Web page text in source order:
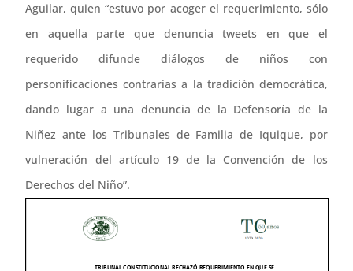
Aguilar, quien “estuvo por acoger el requerimiento, sólo
en aquella parte que denuncia tweets en que el
requerido difunde diálogos de niños con
personificaciones contrarias a la tradición democrática,
dando lugar a una denuncia de la Defensoría de la
Niñez ante los Tribunales de Familia de Iquique, por
vulneración del artículo 19 de la Convención de los
Derechos del Niño”.